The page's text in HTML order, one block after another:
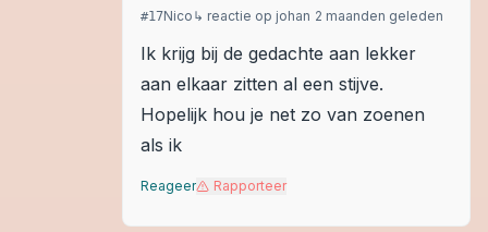
#17Nico ↳ reactie op johan 2 maanden geleden
Ik krijg bij de gedachte aan lekker
aan elkaar zitten al een stijve.
Hopelijk hou je net zo van zoenen
als ik
Reageer Rapporteer